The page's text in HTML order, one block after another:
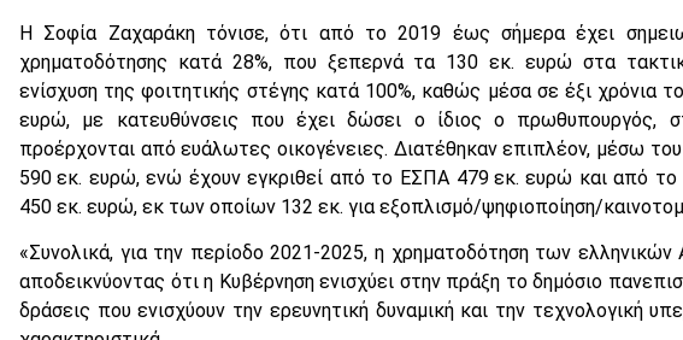
Η Σοφία Ζαχαράκη τόνισε, ότι από το 2019 έως σήμερα έχει
χρηματοδότησης κατά 28%, που ξεπερνά τα 130 εκ. ευρώ στα
ενίσχυση της φοιτητικής στέγης κατά 100%, καθώς μέσα σε έξι χρόνια
ευρώ, με κατευθύνσεις που έχει δώσει ο ίδιος ο πρωθυπουργός,
προέρχονται από ευάλωτες οικογένειες. Διατέθηκαν επιπλέον, μέσω
590 εκ. ευρώ, ενώ έχουν εγκριθεί από το ΕΣΠΑ 479 εκ. ευρώ και από
450 εκ. ευρώ, εκ των οποίων 132 εκ. για εξοπλισμό/ψηφιοποίηση/
«Συνολικά, για την περίοδο 2021-2025, η χρηματοδότηση των ελληνικών
αποδεικνύοντας ότι η Κυβέρνηση ενισχύει στην πράξη το δημόσιο
δράσεις που ενισχύουν την ερευνητική δυναμική και την τεχνολογική